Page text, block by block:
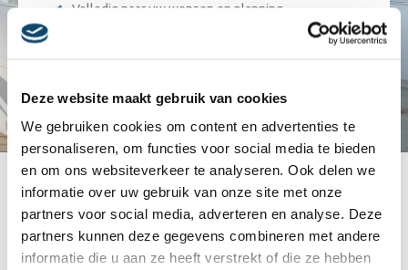
Deze website maakt gebruik van cookies
We gebruiken cookies om content en advertenties te
personaliseren, om functies voor social media te bieden
en om ons websiteverkeer te analyseren. Ook delen we
informatie over uw gebruik van onze site met onze
partners voor social media, adverteren en analyse. Deze
partners kunnen deze gegevens combineren met andere
informatie die u aan ze heeft verstrekt of die ze hebben
Volledig naar uw wensen en planning
Onze werkwijze
Nadat u contact met ons heeft opgenomen, sturen wij,
keukenrenovatie Nederland, een ervaren adviseur geheel